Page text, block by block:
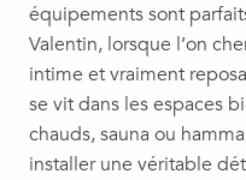
équipements sont
Valentin, lorsque l’on
intime et vraiment
se vit dans les espaces
chauds, sauna ou
installer une véritable